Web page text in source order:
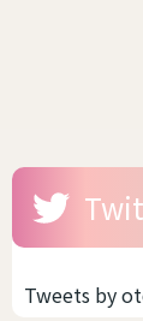
Tweets by